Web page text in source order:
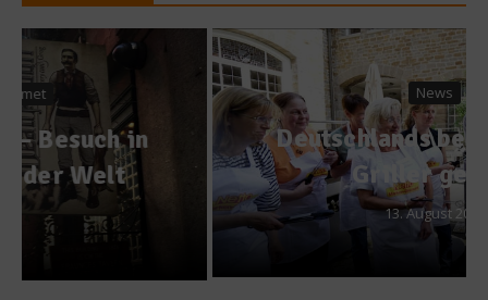
News
Deutschlands beste Hobby-
Griller gekürt
13. August 2015